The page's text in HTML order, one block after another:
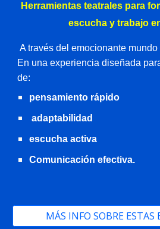
Herramientas teatrales para
escucha y trabajo
A través del emocionante
En una experiencia diseñada
de:
pensamiento rápido
adaptabilidad
escucha activa
Comunicación efectiva.
MÁS INFO SOBRE ESTAS